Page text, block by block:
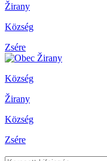
Žirany
Község
Zsére
Község
Žirany
Község
Zsére